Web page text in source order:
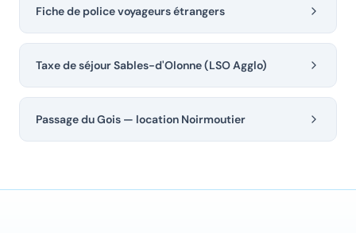
Fiche de police voyageurs étrangers
Taxe de séjour Sables-d'Olonne (LSO Agglo)
Passage du Gois — location Noirmoutier